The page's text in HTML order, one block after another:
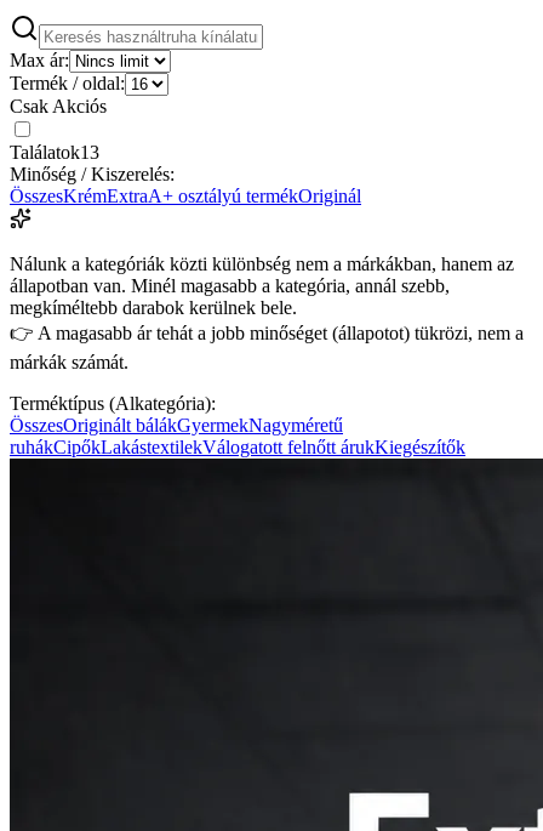
Max ár:
Termék / oldal:
Csak Akciós
Találatok13
Minőség / Kiszerelés:
ÖsszesKrémExtraA+ osztályú termékOriginál
Nálunk a kategóriák közti különbség nem a márkákban, hanem az
állapotban van. Minél magasabb a kategória, annál szebb,
megkíméltebb darabok kerülnek bele.
👉 A magasabb ár tehát a jobb minőséget (állapotot) tükrözi, nem a
márkák számát.
Terméktípus (Alkategória):
ÖsszesOriginált bálákGyermekNagyméretű
ruhákCipőkLakástextilekVálogatott felnőtt árukKiegészítők